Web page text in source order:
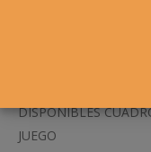
DISPONIBLES
JUEGO